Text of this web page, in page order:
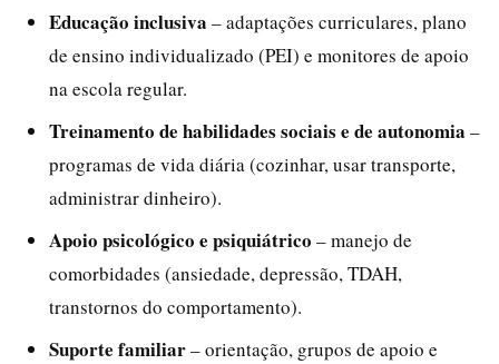
Educação inclusiva – adaptações curriculares, plano
de ensino individualizado (PEI) e monitores de apoio
na escola regular.
Treinamento de habilidades sociais e de autonomia –
programas de vida diária (cozinhar, usar transporte,
administrar dinheiro).
Apoio psicológico e psiquiátrico – manejo de
comorbidades (ansiedade, depressão, TDAH,
transtornos do comportamento).
Suporte familiar– orientação, grupos de apoio e